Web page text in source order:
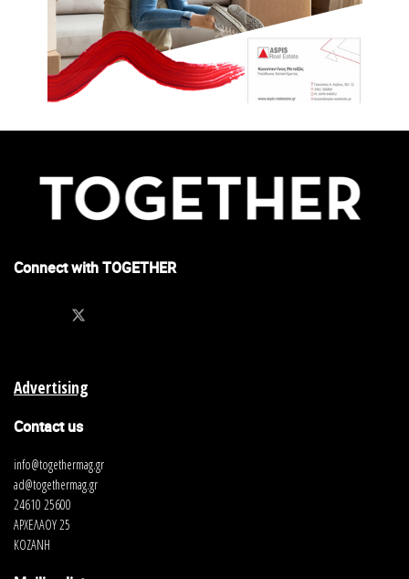
Connect with TOGETHER
Advertising
Contact us
info@togethermag.gr
ad@togethermag.gr
24610 25600
ΑΡΧΕΛΑΟΥ 25
ΚΟΖΑΝΗ